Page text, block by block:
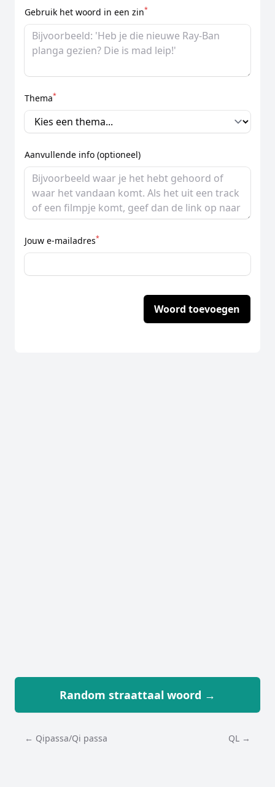
Gebruik het woord in een zin*
Thema*
Aanvullende info (optioneel)
Jouw e-mailadres*
Woord toevoegen
Random straattaal woord →
← Qipassa/Qi passa QL →